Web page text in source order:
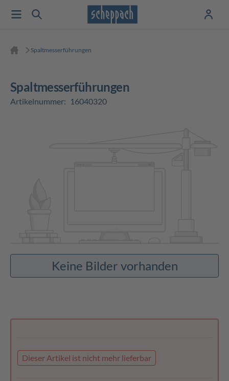
Spaltmesserführungen
Spaltmesserführungen
Artikelnummer: 16040320
Keine Bilder vorhanden
Dieser Artikel ist nicht mehr lieferbar